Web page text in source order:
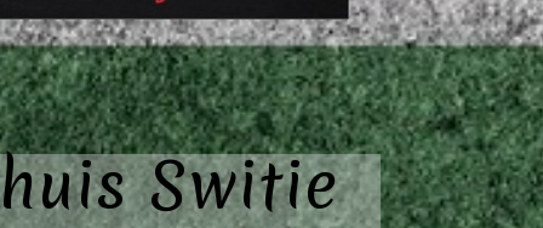
Switie